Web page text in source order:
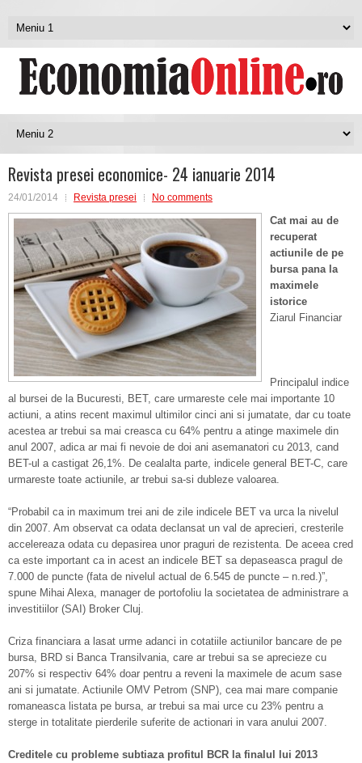
Revista presei economice- 24 ianuarie 2014
24/01/2014 Revista presei No comments
Cat mai au de
recuperat
actiunile de pe
bursa pana la
maximele
istorice
Ziarul Financiar
Principalul indice
al bursei de la Bucuresti, BET, care urmareste cele mai importante 10
actiuni, a atins recent maximul ultimilor cinci ani si jumatate, dar cu toate
acestea ar trebui sa mai creasca cu 64% pentru a atinge maximele din
anul 2007, adica ar mai fi nevoie de doi ani asemanatori cu 2013, cand
BET-ul a castigat 26,1%. De cealalta parte, indicele general BET-C, care
urmareste toate actiunile, ar trebui sa-si dubleze valoarea.
“Probabil ca in maximum trei ani de zile indicele BET va urca la nivelul
din 2007. Am observat ca odata declansat un val de aprecieri, cresterile
accelereaza odata cu depasirea unor praguri de rezistenta. De aceea cred
ca este important ca in acest an indicele BET sa depaseasca pragul de
7.000 de puncte (fata de nivelul actual de 6.545 de puncte – n.red.)”,
spune Mihai Alexa, manager de portofoliu la societatea de administrare a
investitiilor (SAI) Broker Cluj.
Criza financiara a lasat urme adanci in cotatiile actiunilor bancare de pe
bursa, BRD si Banca Transilvania, care ar trebui sa se aprecieze cu
207% si respectiv 64% doar pentru a reveni la maximele de acum sase
ani si jumatate. Actiunile OMV Petrom (SNP), cea mai mare companie
romaneasca listata pe bursa, ar trebui sa mai urce cu 23% pentru a
sterge in totalitate pierderile suferite de actionari in vara anului 2007.
Creditele cu probleme subtiaza profitul BCR la finalul lui 2013